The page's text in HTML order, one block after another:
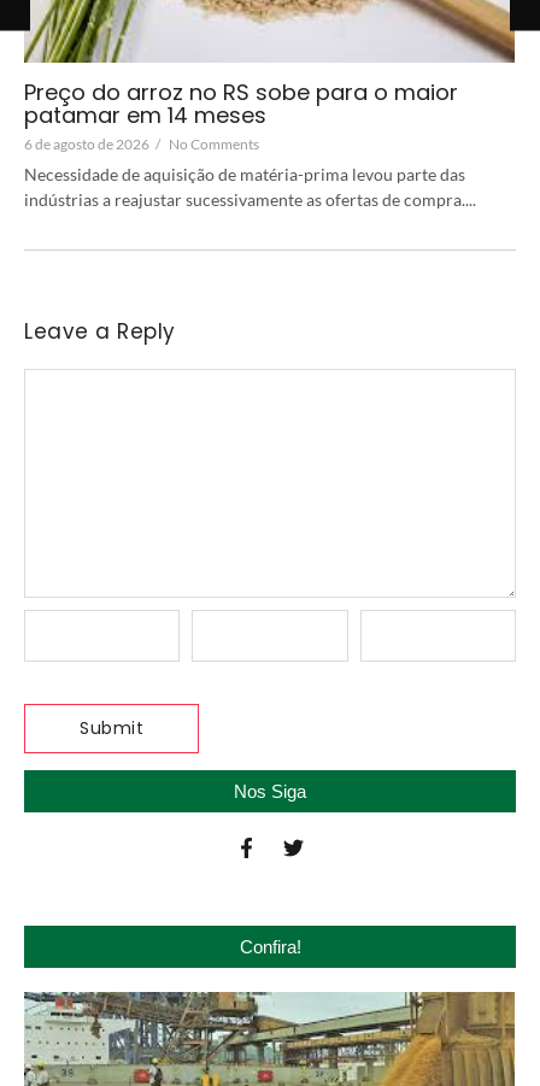
Preço do arroz no RS sobe para o maior
patamar em 14 meses
6 de agosto de 2026 / No Comments
Necessidade de aquisição de matéria-prima levou parte das
indústrias a reajustar sucessivamente as ofertas de compra....
Leave a Reply
Nos Siga
Confira!